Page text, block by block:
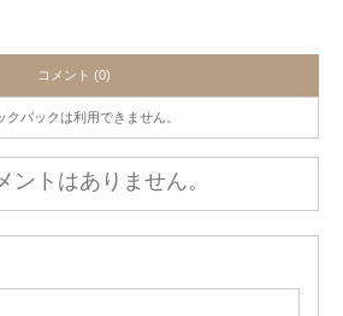
コメント (0)
クバックは利用できません。
ントはありません。